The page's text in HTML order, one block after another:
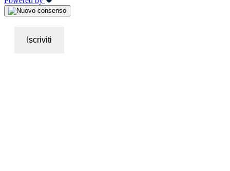
Iscriviti